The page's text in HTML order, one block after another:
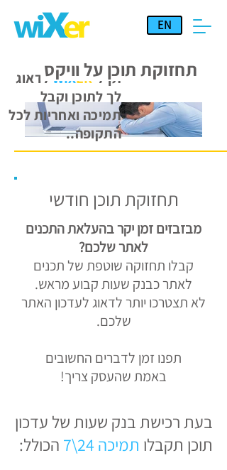
EN
תן ל-
WIXER
לדאוג
לך לתוכן וקבל
תמיכה ואחריות לכל
התקופה..
תחזוקת תוכן על וויקס
תחזוקת תוכן חודשי
מבזבזים זמן יקר בהעלאת התכנים
לאתר שלכם?
קבלו תחזוקה שוטפת של תכנים
לאתר כבנק שעות​ קבוע מראש.
לא תצטרכו יותר לדאוג לעדכון האתר
שלכם.
תפנו זמן לדברים החשובים
באמת שהעסק צריך!
בעת רכישת בנק שעות של עדכון
תוכן תקבלו תמיכה 24\7 הכולל: